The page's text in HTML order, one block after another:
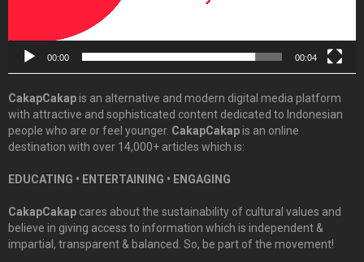
00:00 00:04
CakapCakapis an alternative and modern digital media platform
with attractive and sophisticated content dedicated to Indonesian
people who are or feel younger. CakapCakapis an online
destination with over 14,000+ articles which is:
EDUCATING • ENTERTAINING • ENGAGING
CakapCakap cares about the sustainability of cultural values and
believe in giving access to information which is independent &
impartial, transparent & balanced. So, be part of the movement!